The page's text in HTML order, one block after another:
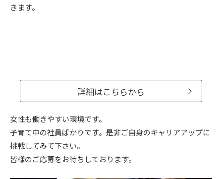
きます。
詳細はこちらから
女性も働きやすい環境です。
子育て中の社員ばかりです。是非ご自身のキャリアアップに
挑戦してみて下さい。
皆様のご応募をお待ちしております。